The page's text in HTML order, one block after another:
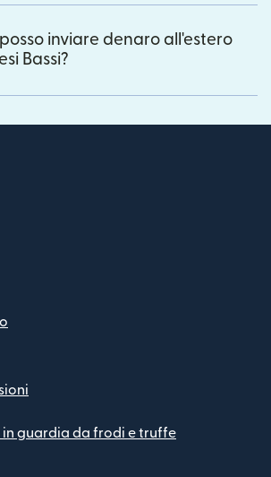
inviare denaro all'estero
Bassi?
in guardia da frodi e truffe